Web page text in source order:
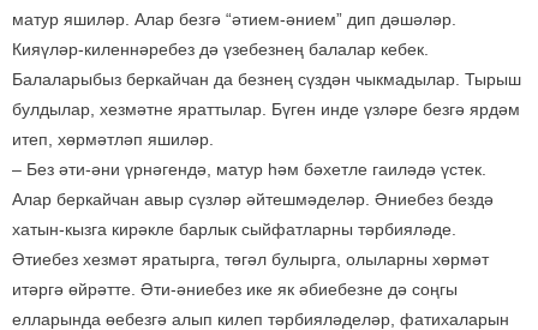
матур яшиләр. Алар безгә “әтием-әнием” дип дәшәләр.
Кияүләр-киленнәребез дә үзебезнең балалар кебек.
Балаларыбыз беркайчан да безнең сүздән чыкмадылар. Тырыш
булдылар, хезмәтне яраттылар. Бүген инде үзләре безгә ярдәм
итеп, хөрмәтләп яшиләр.
– Без әти-әни үрнәгендә, матур һәм бәхетле гаиләдә үстек.
Алар беркайчан авыр сүзләр әйтешмәделәр. Әниебез бездә
хатын-кызга кирәкле барлык сыйфатларны тәрбияләде.
Әтиебез хезмәт яратырга, төгәл булырга, олыларны хөрмәт
итәргә өйрәтте. Әти-әниебез ике як әбиебезне дә соңгы
елларында өебезгә алып килеп тәрбияләделәр, фатихаларын